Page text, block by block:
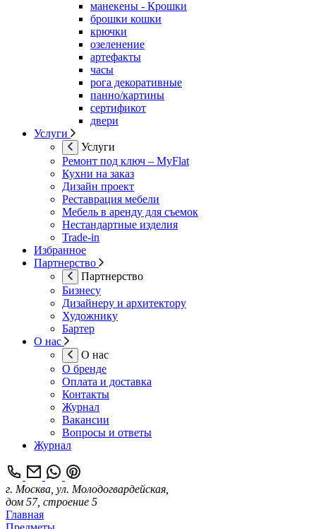
манекены - Крошки
брошки кошки
крючки
озеленение
артефакты
часы
рога декоративные
панно/картины
сертификот
двери
Услуги
Услуги
Ремонт под ключ – MyFlat
Кухни на заказ
Дизайн проект
Реставрация мебели
Мебель в аренду для съемок
Нестандартные изделия
Trade-in
Избранное
Партнерство
Партнерство
Бизнесу
Дизайнеру и архитектору
Художнику
Бартер
О нас
О нас
О бренде
Оплата и доставка
Контакты
Журнал
Вакансии
Вопросы и ответы
Журнал
г. Москва, ул. Молодогвардейская,
дом 57, строение 5
Главная